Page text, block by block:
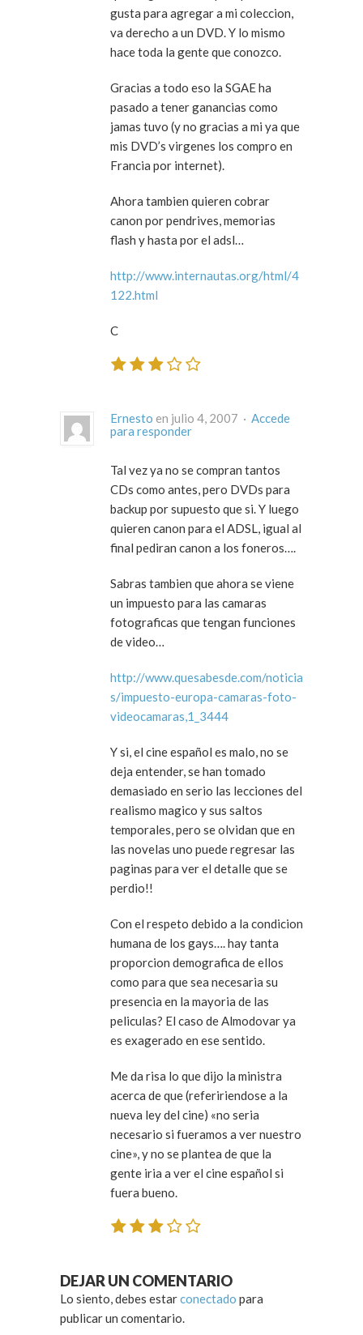
gusta para agregar a mi coleccion,
va derecho a un DVD. Y lo mismo
hace toda la gente que conozco.
Gracias a todo eso la SGAE ha
pasado a tener ganancias como
jamas tuvo (y no gracias a mi ya que
mis DVD’s virgenes los compro en
Francia por internet).
Ahora tambien quieren cobrar
canon por pendrives, memorias
flash y hasta por el adsl…
http://www.internautas.org/html/4
122.html
C
Ernesto en julio 4, 2007 · Accede
para responder
Tal vez ya no se compran tantos
CDs como antes, pero DVDs para
backup por supuesto que si. Y luego
quieren canon para el ADSL, igual al
final pediran canon a los foneros….
Sabras tambien que ahora se viene
un impuesto para las camaras
fotograficas que tengan funciones
de video…
http://www.quesabesde.com/noticia
s/impuesto-europa-camaras-foto-
videocamaras,1_3444
Y si, el cine español es malo, no se
deja entender, se han tomado
demasiado en serio las lecciones del
realismo magico y sus saltos
temporales, pero se olvidan que en
las novelas uno puede regresar las
paginas para ver el detalle que se
perdio!!
Con el respeto debido a la condicion
humana de los gays…. hay tanta
proporcion demografica de ellos
como para que sea necesaria su
presencia en la mayoria de las
peliculas? El caso de Almodovar ya
es exagerado en ese sentido.
Me da risa lo que dijo la ministra
acerca de que (refeririendose a la
nueva ley del cine) «no seria
necesario si fueramos a ver nuestro
cine», y no se plantea de que la
gente iria a ver el cine español si
fuera bueno.
DEJAR UN COMENTARIO
Lo siento, debes estarconectado para
publicar un comentario.